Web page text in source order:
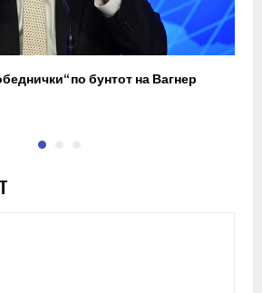
по бунтот на Вагнер